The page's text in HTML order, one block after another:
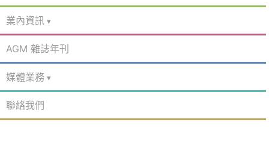
業內資訊
AGM 雜誌年刊
媒體業務
聯絡我們